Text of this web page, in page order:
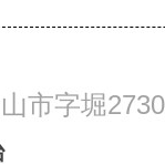
市字堀